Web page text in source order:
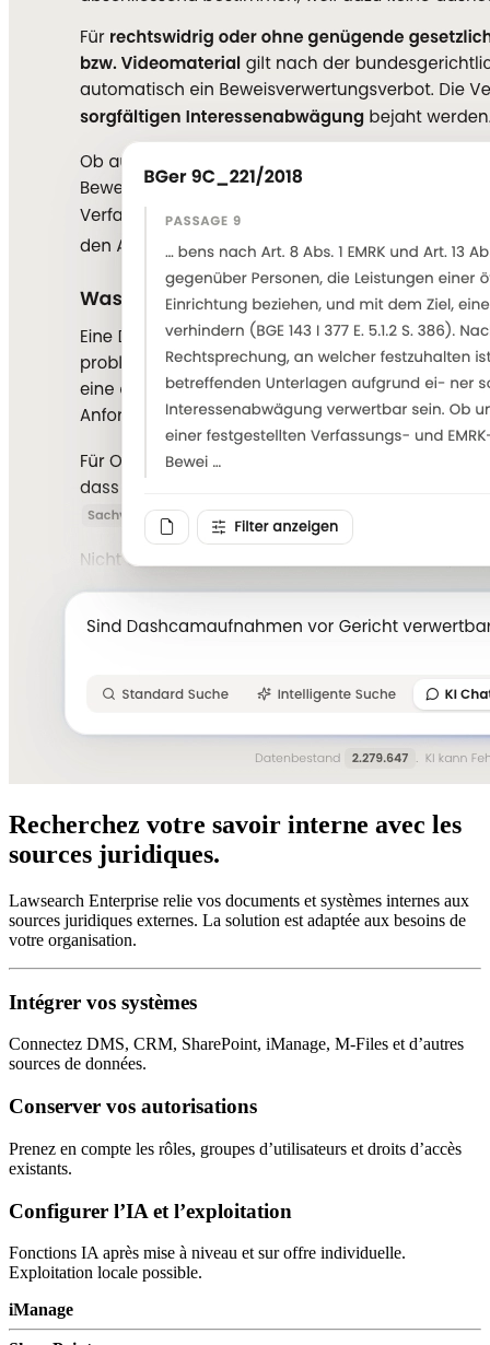
Recherchez votre savoir interne avec les
sources juridiques.
Lawsearch Enterprise relie vos documents et systèmes internes aux
sources juridiques externes. La solution est adaptée aux besoins de
votre organisation.
Intégrer vos systèmes
Connectez DMS, CRM, SharePoint, iManage, M-Files et d’autres
sources de données.
Conserver vos autorisations
Prenez en compte les rôles, groupes d’utilisateurs et droits d’accès
existants.
Configurer l’IA et l’exploitation
Fonctions IA après mise à niveau et sur offre individuelle.
Exploitation locale possible.
iManage